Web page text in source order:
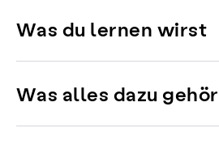
Was du lernen wirst
Was alles dazu